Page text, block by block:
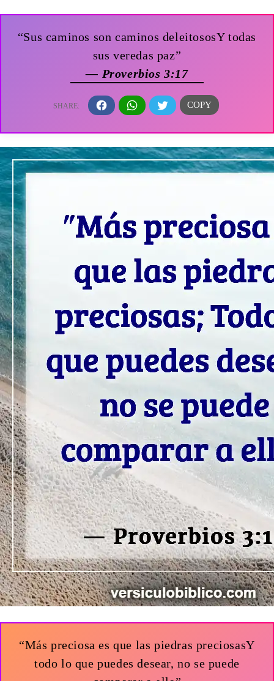
“Sus caminos son caminos deleitososY todas
sus veredas paz”
— Proverbios 3:17
“Más preciosa es que las piedras preciosasY
todo lo que puedes desear, no se puede